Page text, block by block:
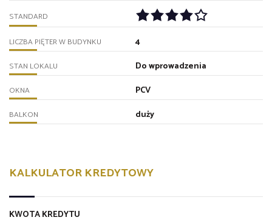
STANDARD
LICZBA PIĘTER W BUDYNKU 4
STAN LOKALU Do wprowadzenia
OKNA PCV
BALKON duży
KALKULATOR KREDYTOWY
KWOTA KREDYTU